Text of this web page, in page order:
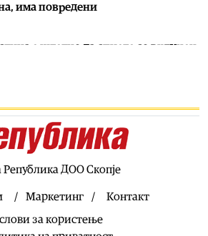
има повредени
е штетно да спиете со вклучен
теснина
исплата на шестцифрена сума
Инфантино ги негира
летна Света Петка, синоним за
Република ДОО Скопје
Маркетинг
Контакт
за користење